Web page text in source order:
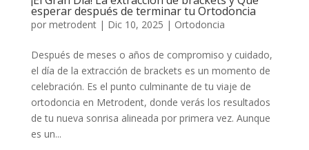
esperar después de terminar tu Ortodoncia
por metrodent| Dic 10, 2025 | Ortodoncia
Después de meses o años de compromiso y cuidado,
el día de la extracción de brackets es un momento de
celebración. Es el punto culminante de tu viaje de
ortodoncia en Metrodent, donde verás los resultados
de tu nueva sonrisa alineada por primera vez. Aunque
es un...